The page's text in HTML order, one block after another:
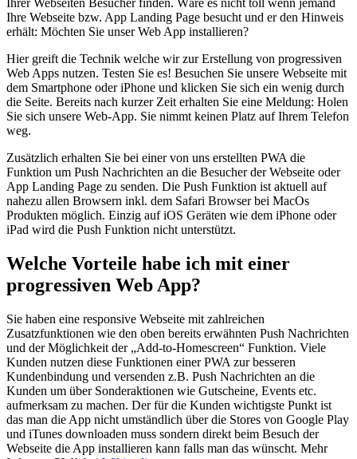
Ihre Webseite bzw. App Landing Page besucht und er den Hinweis
erhält: Möchten Sie unser Web App installieren?
Hier greift die Technik welche wir zur Erstellung von progressiven
Web Apps nutzen. Testen Sie es! Besuchen Sie unsere Webseite mit
dem Smartphone oder iPhone und klicken Sie sich ein wenig durch
die Seite. Bereits nach kurzer Zeit erhalten Sie eine Meldung: Holen
Sie sich unsere Web-App. Sie nimmt keinen Platz auf Ihrem Telefon
weg.
Zusätzlich erhalten Sie bei einer von uns erstellten PWA die
Funktion um Push Nachrichten an die Besucher der Webseite oder
App Landing Page zu senden. Die Push Funktion ist aktuell auf
nahezu allen Browsern inkl. dem Safari Browser bei MacOs
Produkten möglich. Einzig auf iOS Geräten wie dem iPhone oder
iPad wird die Push Funktion nicht unterstützt.
Welche Vorteile habe ich mit einer
progressiven Web App?
Sie haben eine responsive Webseite mit zahlreichen
Zusatzfunktionen wie den oben bereits erwähnten Push Nachrichten
und der Möglichkeit der „Add-to-Homescreen“ Funktion. Viele
Kunden nutzen diese Funktionen einer PWA zur besseren
Kundenbindung und versenden z.B. Push Nachrichten an die
Kunden um über Sonderaktionen wie Gutscheine, Events etc.
aufmerksam zu machen. Der für die Kunden wichtigste Punkt ist
das man die App nicht umständlich über die Stores von Google Play
und iTunes downloaden muss sondern direkt beim Besuch der
Webseite die App installieren kann falls man das wünscht. Mehr